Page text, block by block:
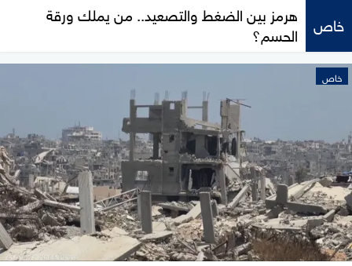
خاص
هرمز بين الضغط والتصعيد.. من يملك ورقة
الحسم؟
خاص